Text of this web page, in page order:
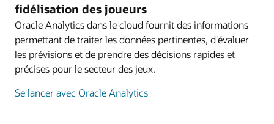
fidélisation des joueurs
Oracle Analytics dans le cloud fournit des informations
permettant de traiter les données pertinentes, d'évaluer
les prévisions et de prendre des décisions rapides et
précises pour le secteur des jeux.
Se lancer avec Oracle Analytics